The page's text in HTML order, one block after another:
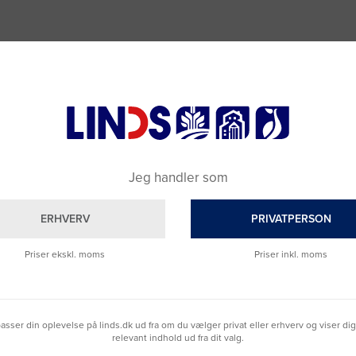
Jeg handler som
ERHVERV
Priser ekskl. moms
PRIVATPERSON
Priser inkl. moms
din oplevelse på linds.dk ud fra om du vælger privat eller erhverv og viser
relevant indhold ud fra dit valg.